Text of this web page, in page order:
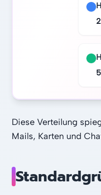
Diese Verteilung
Mails, Karten und